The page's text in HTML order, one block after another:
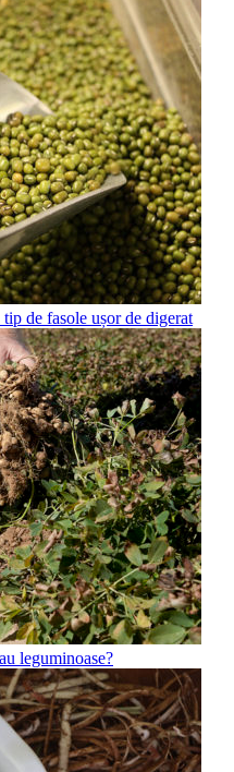
de fasole ușor de digerat
leguminoase?